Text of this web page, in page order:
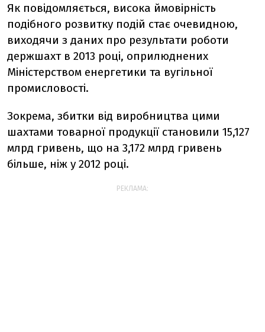
Як повідомляється, висока ймовірність
подібного розвитку подій стає очевидною,
виходячи з даних про результати роботи
держшахт в 2013 році, оприлюднених
Міністерством енергетики та вугільної
промисловості.
Зокрема, збитки від виробництва цими
шахтами товарної продукції становили 15,127
млрд гривень, що на 3,172 млрд гривень
більше, ніж у 2012 році.
РЕКЛАМА: